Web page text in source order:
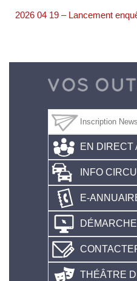
2026 04 19 – Lancement
EN DIRECT
INFO
E-
THÉÂTRE